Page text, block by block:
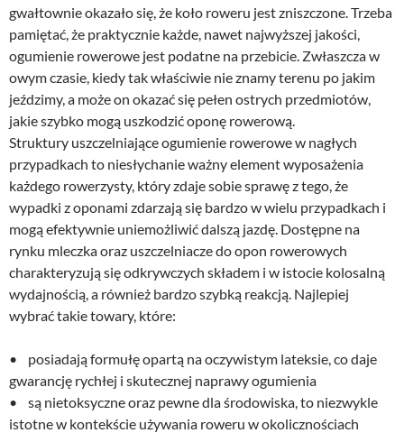
gwałtownie okazało się, że koło roweru jest zniszczone. Trzeba
pamiętać, że praktycznie każde, nawet najwyższej jakości,
ogumienie rowerowe jest podatne na przebicie. Zwłaszcza w
owym czasie, kiedy tak właściwie nie znamy terenu po jakim
jeździmy, a może on okazać się pełen ostrych przedmiotów,
jakie szybko mogą uszkodzić oponę rowerową.
Struktury uszczelniające ogumienie rowerowe w nagłych
przypadkach to niesłychanie ważny element wyposażenia
każdego rowerzysty, który zdaje sobie sprawę z tego, że
wypadki z oponami zdarzają się bardzo w wielu przypadkach i
mogą efektywnie uniemożliwić dalszą jazdę. Dostępne na
rynku mleczka oraz uszczelniacze do opon rowerowych
charakteryzują się odkrywczych składem i w istocie kolosalną
wydajnością, a również bardzo szybką reakcją. Najlepiej
wybrać takie towary, które:
• posiadają formułę opartą na oczywistym lateksie, co daje
gwarancję rychłej i skutecznej naprawy ogumienia
• są nietoksyczne oraz pewne dla środowiska, to niezwykle
istotne w kontekście używania roweru w okolicznościach